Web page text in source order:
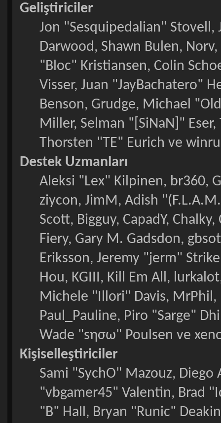
Geliştiriciler
Jon "Sesquipedalian" Stovell,
Darwood, Shawn Bulen,
"Bloc" Kristiansen, Colin
Visser, Juan "JayBachatero"
Benson, Grudge, Michael
Miller, Selman "[SiNaN]"
Thorsten "TE" Eurich ve
Destek Uzmanları
Aleksi "Lex" Kilpinen, br360,
ziycon, JimM, Adish
Scott, Bigguy, CapadY,
Fiery, Gary M. Gadsdon,
Eriksson, Jeremy "jerm"
Hou, KGIII, Kill Em All,
Michele "Illori" Davis, MrPhil,
Paul_Pauline, Piro "Sarge"
Wade "sησω" Poulsen ve
Kişiselleştiriciler
Sami "SychO" Mazouz,
"vbgamer45" Valentin, Brad
"B" Hall, Bryan "Runic"